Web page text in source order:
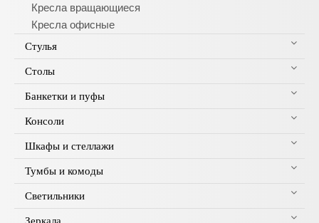
Кресла вращающиеся
Кресла офисные
Стулья
Столы
Банкетки и пуфы
Консоли
Шкафы и стеллажи
Тумбы и комоды
Светильники